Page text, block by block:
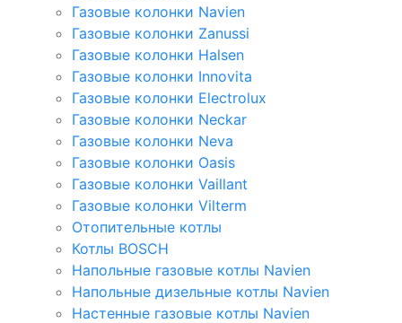
Газовые колонки Navien
Газовые колонки Zanussi
Газовые колонки Halsen
Газовые колонки Innovita
Газовые колонки Electrolux
Газовые колонки Neckar
Газовые колонки Neva
Газовые колонки Oasis
Газовые колонки Vaillant
Газовые колонки Vilterm
Отопительные котлы
Котлы BOSCH
Напольные газовые котлы Navien
Напольные дизельные котлы Navien
Настенные газовые котлы Navien